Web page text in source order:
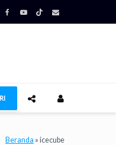
Beranda » icecube